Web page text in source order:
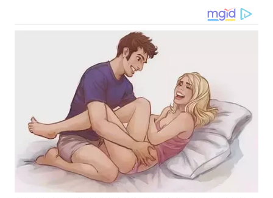
KALSEL
SULSEL
WN
GORONTALO
WN